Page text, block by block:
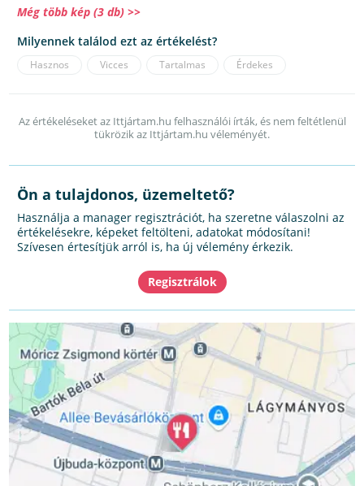
Még több kép (3 db) >>
Milyennek találod ezt az értékelést?
Hasznos Vicces Tartalmas Érdekes
Az értékeléseket az Ittjártam.hu felhasználói írták, és nem feltétlenül
tükrözik az Ittjártam.hu véleményét.
Ön a tulajdonos, üzemeltető?
Használja a manager regisztrációt, ha szeretne válaszolni az
értékelésekre, képeket feltölteni, adatokat módosítani!
Szívesen értesítjük arról is, ha új vélemény érkezik.